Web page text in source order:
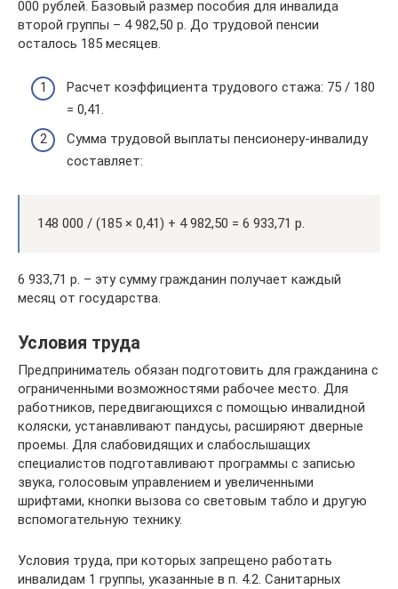
000 рублей. Базовый размер пособия для инвалида
второй группы – 4 982,50 р. До трудовой пенсии
осталось 185 месяцев.
Расчет коэффициента трудового стажа: 75 / 180
= 0,41.
Сумма трудовой выплаты пенсионеру-инвалиду
составляет:
148 000 / (185 × 0,41) + 4 982,50 = 6 933,71 р.
6 933,71 р. – эту сумму гражданин получает каждый
месяц от государства.
Условия труда
Предприниматель обязан подготовить для гражданина с
ограниченными возможностями рабочее место. Для
работников, передвигающихся с помощью инвалидной
коляски, устанавливают пандусы, расширяют дверные
проемы. Для слабовидящих и слабослышащих
специалистов подготавливают программы с записью
звука, голосовым управлением и увеличенными
шрифтами, кнопки вызова со световым табло и другую
вспомогательную технику.
Условия труда, при которых запрещено работать
инвалидам 1 группы, указанные в п. 4.2. Санитарных